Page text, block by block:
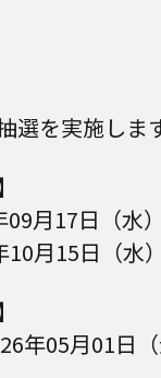
選を実施しま
09月17日（水
10月15日（水
年05月01日